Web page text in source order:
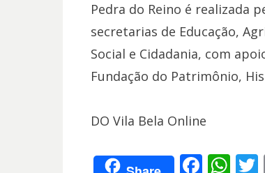
Pedra do Reino é realizada
secretarias de Educação,
Social e Cidadania, com
Fundação do Patrimônio,
DO Vila Bela Online
F W